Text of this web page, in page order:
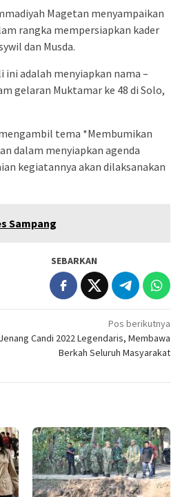
Magetan menyampaikan
rangka mempersiapkan kader
dan Musda.
ini adalah menyiapkan nama –
gelaran Muktamar ke 48 di Solo,
tema *Membumikan
dalam menyiapkan agenda
kegiatannya akan dilaksanakan
Sampang
SEBARKAN
Pos berikutnya
Candi 2022 Legendaris, Membawa
Berkah Seluruh Masyarakat